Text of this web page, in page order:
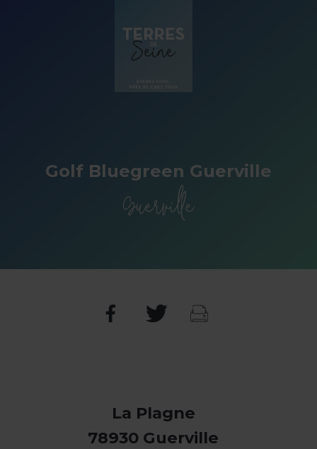
Golf Bluegreen Guerville
Guerville
La Plagne
78930 Guerville